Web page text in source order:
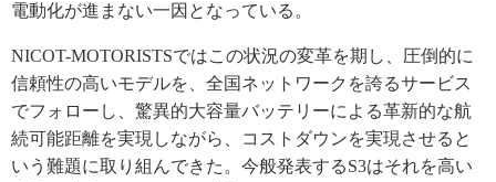
電動化が進まない一因となっている。
NICOT-MOTORISTSではこの状況の変革を期し、圧倒的に
信頼性の高いモデルを、全国ネットワークを誇るサービス
でフォローし、驚異的大容量バッテリーによる革新的な航
続可能距離を実現しながら、コストダウンを実現させると
いう難題に取り組んできた。今般発表するS3はそれを高い